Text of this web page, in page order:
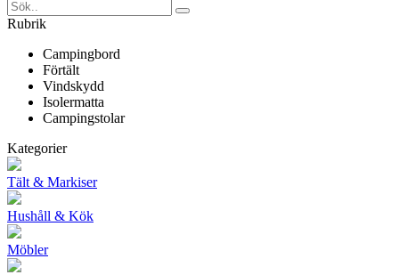
Rubrik
Campingbord
Förtält
Vindskydd
Isolermatta
Campingstolar
Kategorier
Tält & Markiser
Hushåll & Kök
Möbler